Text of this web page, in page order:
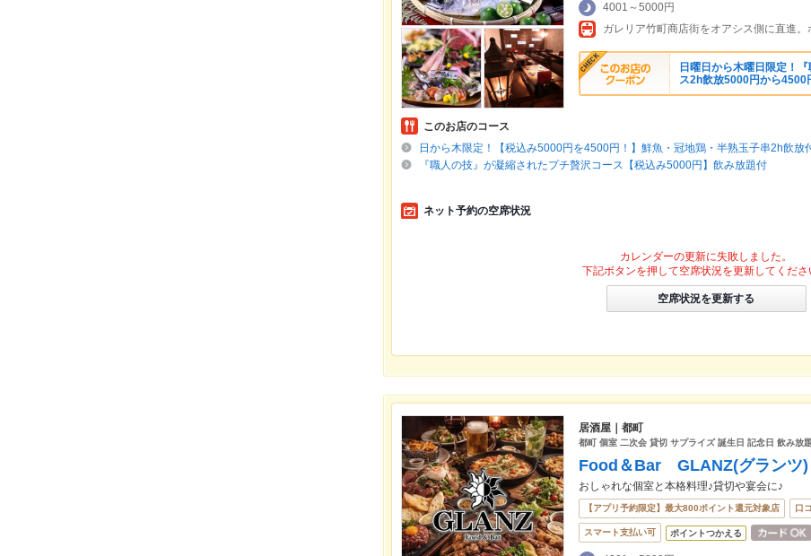
4001～5000円
ガレリア竹町商店街をオアシス側に直進
日曜日から木曜日限定！
ス2h飲放5000円から4500
このお店のコース
日から木限定！【税込み5000円を4500円！】鮮魚・冠地鶏・半熟玉子串2h飲放
『職人の技』が凝縮されたプチ贅沢コース【税込み5000円】飲み放題付
ネット予約の空席状況
カレンダーの更新に失敗しました。
下記ボタンを押して空席状況を更新してくださ
空席状況を更新する
居酒屋｜都町
都町 個室 二次会 貸切 サプライズ 誕生日 記念日 飲み放
Food＆Bar GLANZ(グランツ)
おしゃれな個室と本格料理♪貸切や宴会に♪
【アプリ予約限定】最大800ポイント還元対象店 口
スマート支払い可 ポイントつかえる